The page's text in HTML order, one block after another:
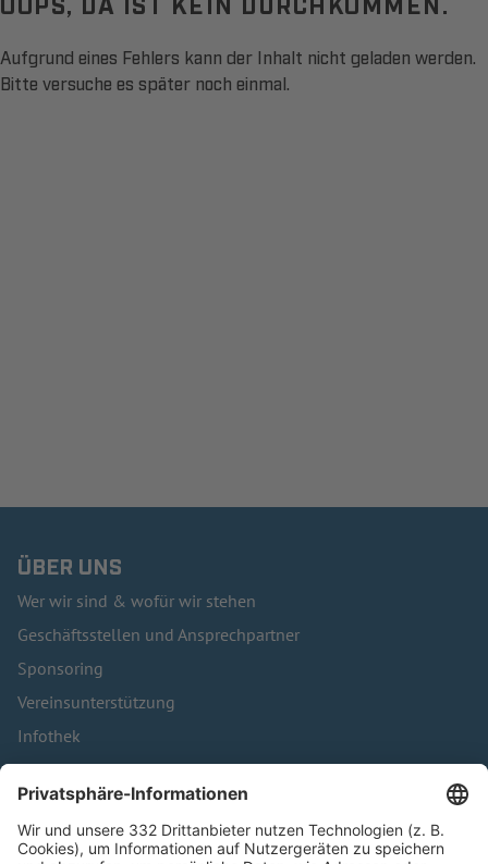
Aufgrund eines Fehlers kann der Inhalt nicht geladen werden.
Bitte versuche es später noch einmal.
ÜBER UNS
Wer wir sind & wofür wir stehen
Geschäftsstellen und Ansprechpartner
Sponsoring
Vereinsunterstützung
Infothek
Kontakt
HÄUFIG BESUCHTE SEITEN